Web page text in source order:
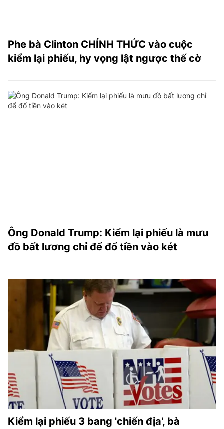
Phe bà Clinton CHÍNH THỨC vào cuộc
kiểm lại phiếu, hy vọng lật ngược thế cờ
Ông Donald Trump: Kiểm lại phiếu là mưu
đồ bất lương chỉ để đổ tiền vào két
Kiểm lại phiếu 3 bang 'chiến địa', bà